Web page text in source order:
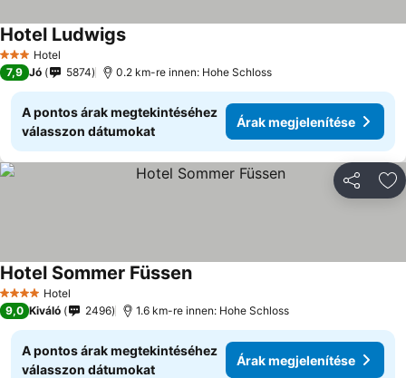
3 Kategória
Hotel
Hotel Ludwigs
7,9 Jó 5874 0.2 km-re innen: Hohe Schloss
A pontos árak megtekintéséhez
válasszon dátumokat
Árak megjelenítése
4 KategóriaHotel
Hotel Sommer Füssen
9,0 Kiváló 2496 1.6 km-re innen: Hohe Schloss
A pontos árak megtekintéséhez
válasszon dátumokat
Árak megjelenítése